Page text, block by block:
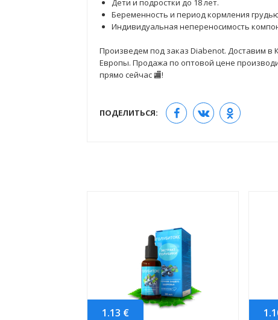
Дети и подростки до 18 лет.
Беременность и период кормления
Индивидуальная непереносимость
Произведем под заказ Diabenot. Доставим в
Европы. Продажа по оптовой цене
прямо сейчас 🏬!
ПОДЕЛИТЬСЯ:
1.13 €